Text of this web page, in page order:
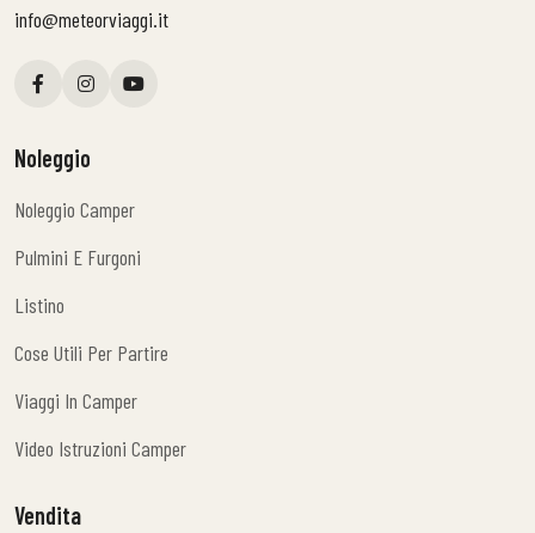
info@meteorviaggi.it
Noleggio
Noleggio Camper
Pulmini E Furgoni
Listino
Cose Utili Per Partire
Viaggi In Camper
Video Istruzioni Camper
Vendita